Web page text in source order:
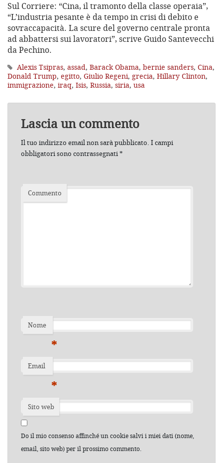
Sul Corriere: “Cina, il tramonto della classe operaia”,
“L’industria pesante è da tempo in crisi di debito e
sovraccapacità. La scure del governo centrale pronta
ad abbattersi sui lavoratori”, scrive Guido Santevecchi
da Pechino.
Alexis Tsipras, assad, Barack Obama, bernie sanders, Cina,
Donald Trump, egitto, Giulio Regeni, grecia, Hillary Clinton,
immigrazione, iraq, Isis, Russia, siria, usa
Lascia un commento
Il tuo indirizzo email non sarà pubblicato. I campi
obbligatori sono contrassegnati*
Commento
Nome
*
Email
*
Sito web
Do il mio consenso affinché un cookie salvi i miei dati (nome,
email, sito web) per il prossimo commento.